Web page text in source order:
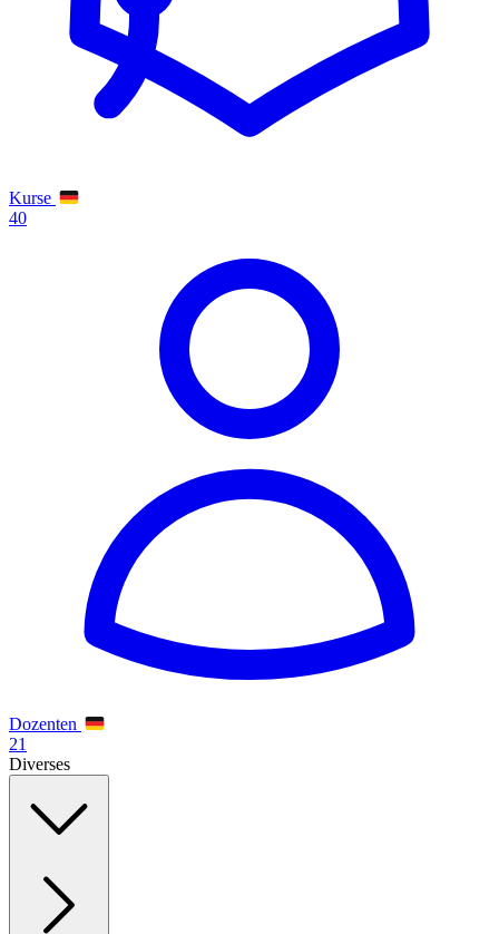
Kurse
40
Dozenten
21
Diverses